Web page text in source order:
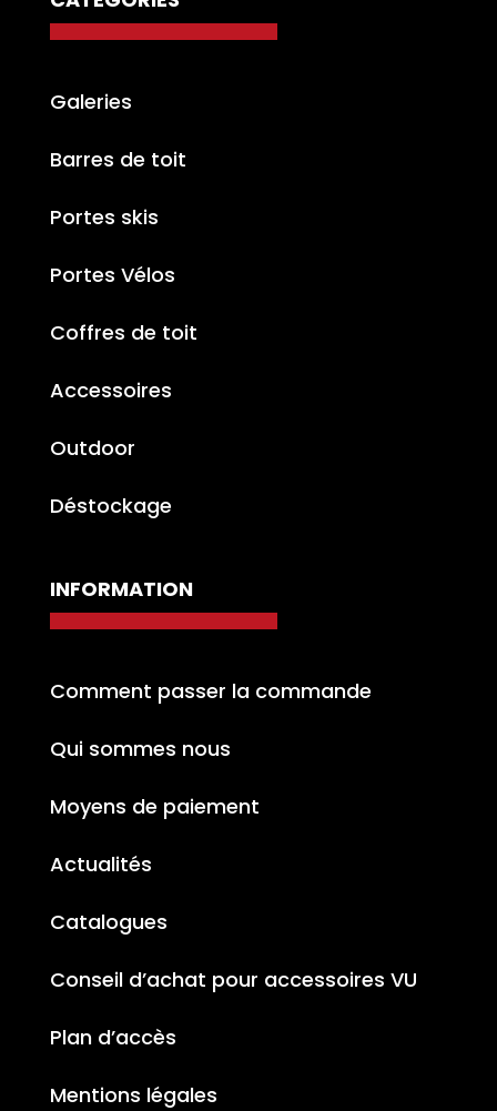
Galeries
Barres de toit
Portes skis
Portes Vélos
Coffres de toit
Accessoires
Outdoor
Déstockage
INFORMATION
Comment passer la commande
Qui sommes nous
Moyens de paiement
Actualités
Catalogues
Conseil d’achat pour accessoires VU
Plan d’accès
Mentions légales